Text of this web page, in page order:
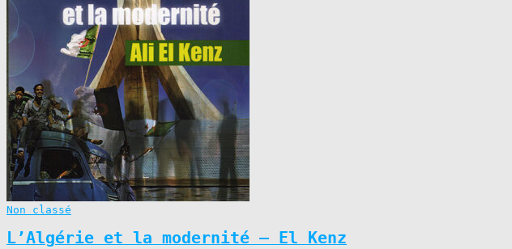
Non classé
L’Algérie et la modernité – El Kenz